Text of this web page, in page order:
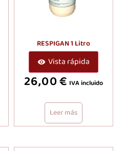
RESPIGAN 1 Litro
Vista rápida
26,00€ IVA incluido
Leer más